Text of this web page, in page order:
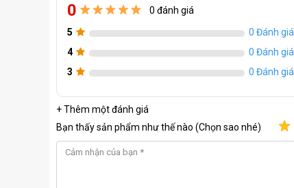
0
0 đánh giá
5
0 Đánh giá
4
0 Đánh giá
3
0 Đánh giá
+ Thêm một đánh giá
Bạn thấy sản phẩm như thế nào (Chọn sao nhé)